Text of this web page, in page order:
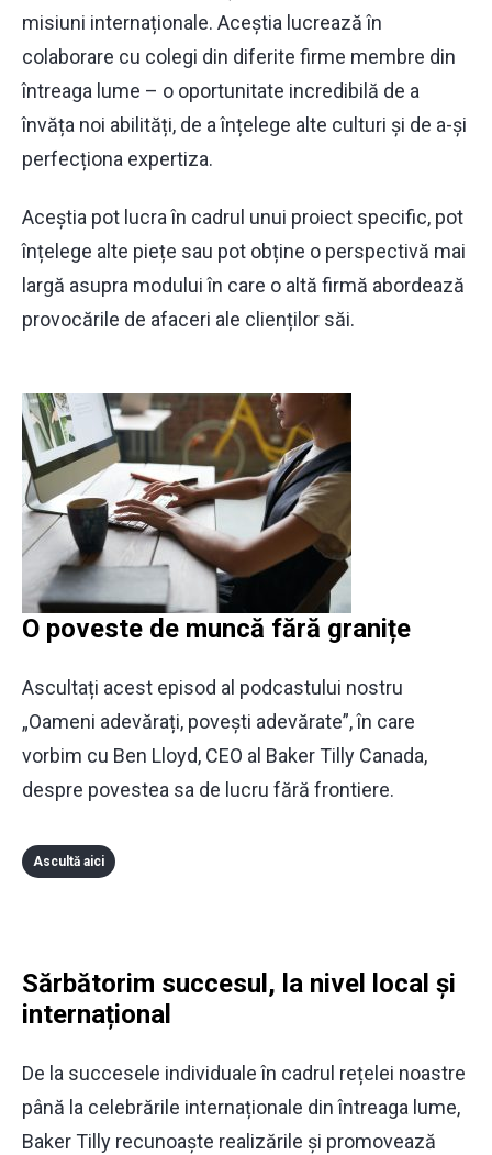
misiuni internaționale. Aceștia lucrează în
colaborare cu colegi din diferite firme membre din
întreaga lume – o oportunitate incredibilă de a
învăța noi abilități, de a înțelege alte culturi și de a-și
perfecționa expertiza.
Aceștia pot lucra în cadrul unui proiect specific, pot
înțelege alte piețe sau pot obține o perspectivă mai
largă asupra modului în care o altă firmă abordează
provocările de afaceri ale clienților săi.
O poveste de muncă fără granițe
Ascultați acest episod al podcastului nostru
„Oameni adevărați, povești adevărate”, în care
vorbim cu Ben Lloyd, CEO al Baker Tilly Canada,
despre povestea sa de lucru fără frontiere.
Ascultă aici
Sărbătorim succesul, la nivel local și
internațional
De la succesele individuale în cadrul rețelei noastre
până la celebrările internaționale din întreaga lume,
Baker Tilly recunoaște realizările și promovează